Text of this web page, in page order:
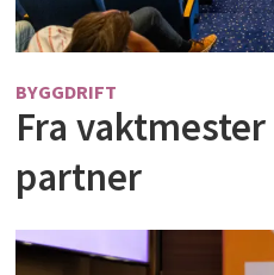
BYGGDRIFT
Fra
partner